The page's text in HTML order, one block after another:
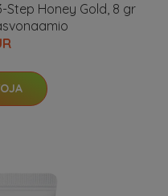
Step Honey Gold, 8 gr